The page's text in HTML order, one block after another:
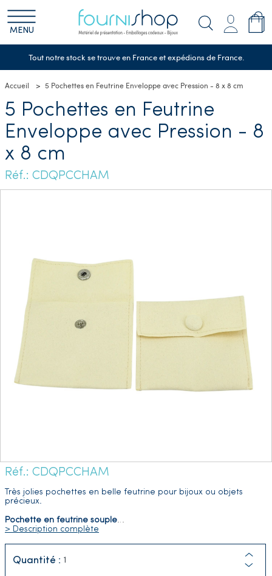
MENU
Tout notre stock se trouve en France et expédions de France.
Accueil 5 Pochettes en Feutrine Enveloppe avec Pression - 8 x 8 cm
5 Pochettes en Feutrine
Enveloppe avec Pression - 8
x 8 cm
Réf.: CDQPCCHAM
Réf.: CDQPCCHAM
Très jolies pochettes en belle feutrine pour bijoux ou objets
précieux.
Pochette en feutrine souple…
> Description complète
Quantité :